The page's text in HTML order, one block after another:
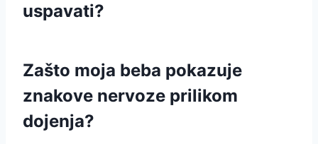
uspavati?
Zašto moja beba pokazuje
znakove nervoze prilikom
dojenja?